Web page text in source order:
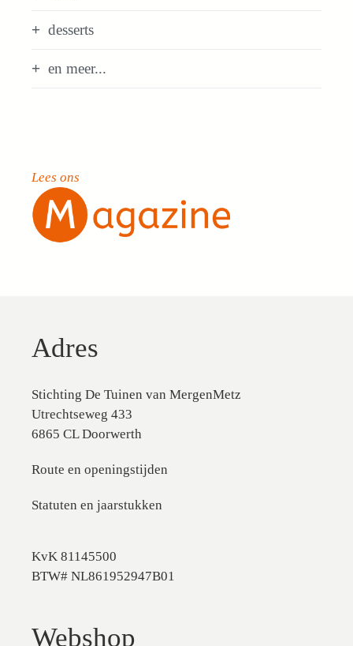
desserts
en meer...
Lees ons
Adres
Stichting De Tuinen van MergenMetz
Utrechtseweg 433
6865 CL Doorwerth
Route en openingstijden
Statuten en jaarstukken
KvK 81145500
BTW# NL861952947B01
Webshop